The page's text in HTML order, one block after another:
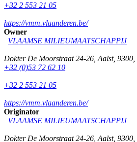
+32 2 553 21 05
https://vmm.vlaanderen.be/
Owner
VLAAMSE MILIEUMAATSCHAPPIJ
Dokter De Moorstraat 24-26 Aalst, 9300
+32 (0)53 72 62 10
+32 2 553 21 05
https://vmm.vlaanderen.be/
Originator
VLAAMSE MILIEUMAATSCHAPPIJ
Dokter De Moorstraat 24-26 Aalst, 9300